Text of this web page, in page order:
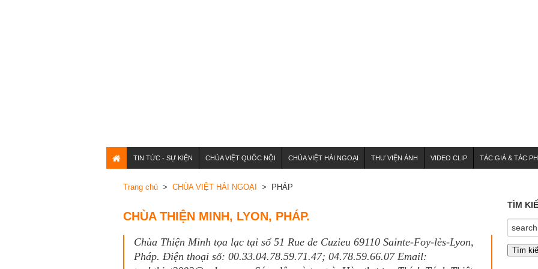
TIN TỨC - SỰ KIỆN CHÙA VIỆT QUỐC NỘI CHÙA VIỆT HẢI NGOẠI THƯ VIỆN ẢNH VIDEO CLIP TÁC GIẢ & TÁC
Trang chủ> CHÙA VIỆT HẢI NGOẠI > PHÁP
CHÙA THIỆN MINH, LYON, PHÁP.
Chùa Thiện Minh tọa lạc tại số 51 Rue de Cuzieu 69110 Sainte-Foy-lès-Lyon,
Pháp. Điện thoại số: 00.33.04.78.59.71.47; 04.78.59.66.07 Email:
TÌM